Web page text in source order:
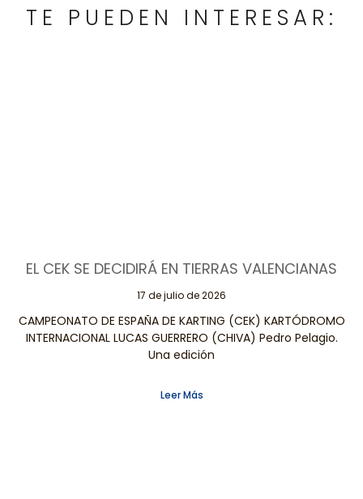
TE PUEDEN INTERESAR:
EL CEK SE DECIDIRÁ EN TIERRAS VALENCIANAS
17 de julio de 2026
CAMPEONATO DE ESPAÑA DE KARTING (CEK) KARTÓDROMO
INTERNACIONAL LUCAS GUERRERO (CHIVA) Pedro Pelagio.
Una edición
Leer Más